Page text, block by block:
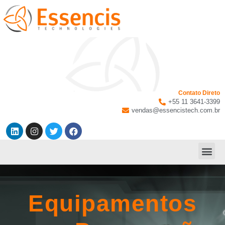
Contato Direto
+55 11 3641-3399
vendas@essencistech.com.br
Equipamentos